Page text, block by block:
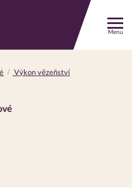
Menu
Výkon vězeňství